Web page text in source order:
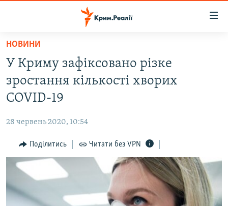
Перейти
основного
матеріалу
Перейти
до
основної
навігації
Перейти
до
пошуку
ВОДА.КРИМ
ВІДЕО ТА ФОТО
БЛОГИ
ПОГЛЯД
ІНТЕРВ'Ю
ВСЕ ЗА ДЕНЬ
СПЕЦПРОЕКТИ
НОВИНИ
У Криму зафіксовано різке
зростання кількості хворих
COVID-19
28 червень 2020, 10:54
Поділитись Читати без VPN